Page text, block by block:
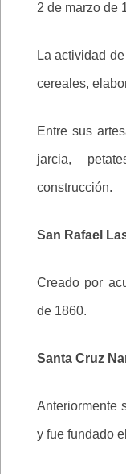
2 de marzo de
La actividad
cereales,
Entre sus
jarcia,
construcción.
San Rafael
Creado por
de 1860.
Santa Cruz
Anteriormente
y fue fundado